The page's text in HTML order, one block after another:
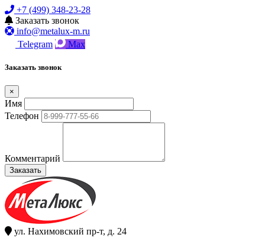
+7 (499) 348-23-28
Заказать звонок
info@metalux-m.ru
Telegram
Max
Заказать звонок
×
Имя
Телефон
Комментарий
Заказать
ул. Нахимовский пр-т, д. 24